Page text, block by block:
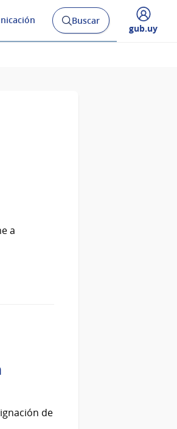
Abrir
buscador
Buscar
Desplegar
gub.uy
a
de